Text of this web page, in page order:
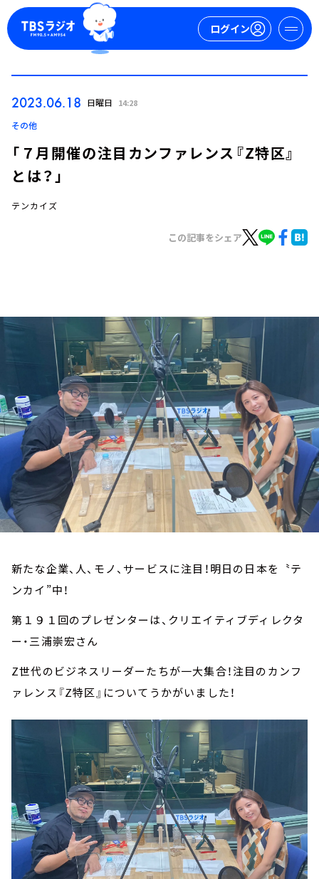
ログイン
お知らせ
イベント・グッズ
YouTube
会社情報
2023.06.18 日曜日 14:28
その他
「７月開催の注目カンファレンス『Z特区』
とは？」
テンカイズ
この記事をシェア
新たな企業、人、モノ、サービスに注目！明日の日本を〝テ
ンカイ”中！
第１９１回のプレゼンターは、クリエイティブディレクタ
ー・三浦崇宏さん
Z世代のビジネスリーダーたちが一大集合！注目のカンフ
ァレンス『Z特区』についてうかがいました！